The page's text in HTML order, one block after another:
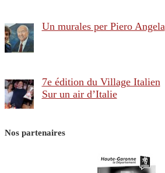
Un murales per Piero Angela
7e édition du Village Italien
Sur un air d’Italie
Nos partenaires